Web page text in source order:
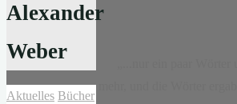
Alexander
Weber
Aktuelles Bücher